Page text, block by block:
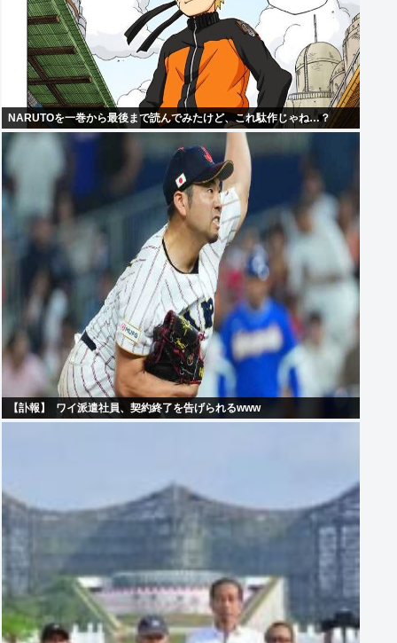
NARUTOを一巻から最後まで読んでみたけど、これ駄作じゃね…？
【訃報】 ‍ ワイ派遣社員、契約終了を告げられるwww